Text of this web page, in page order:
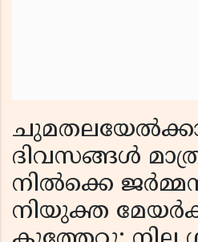
ദിവസങ്ങൾ
നില്‍ക്കെ
നിയുക്ത